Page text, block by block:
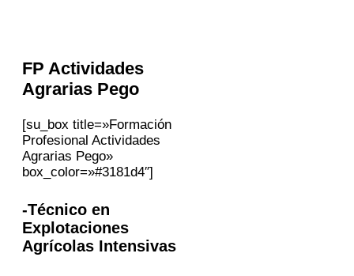
FP Actividades
Agrarias Pego
[su_box title=»Formación
Profesional Actividades
Agrarias Pego»
box_color=»#3181d4″]
-Técnico en
Explotaciones
Agrícolas Intensivas